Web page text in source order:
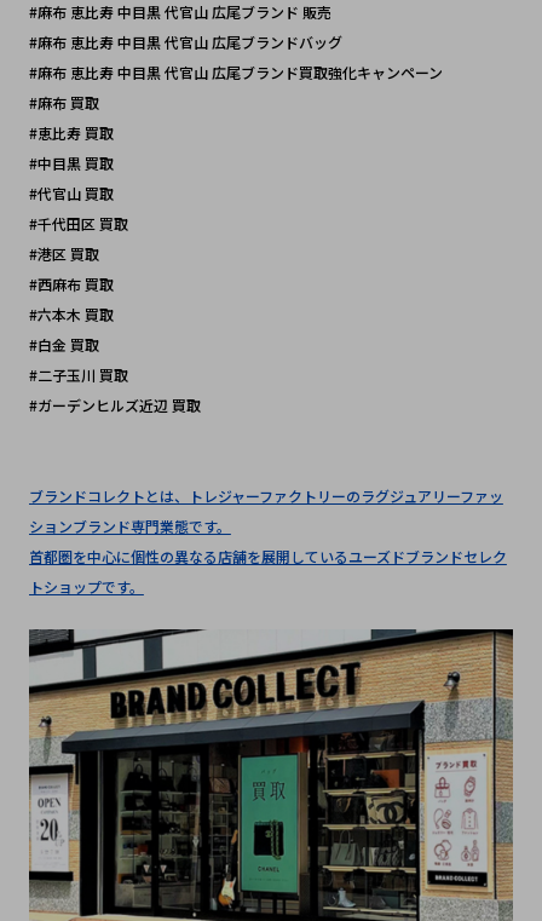
#麻布 恵比寿 中目黒 代官山 広尾ブランド 販売
#麻布 恵比寿 中目黒 代官山 広尾ブランドバッグ
#麻布 恵比寿 中目黒 代官山 広尾ブランド買取強化キャンペーン
#麻布 買取
#恵比寿 買取
#中目黒 買取
#代官山 買取
#千代田区 買取
#港区 買取
#西麻布 買取
#六本木 買取
#白金 買取
#二子玉川 買取
#ガーデンヒルズ近辺 買取
ブランドコレクトとは、トレジャーファクトリーのラグジュアリーファッ
ションブランド専門業態です。
首都圏を中心に個性の異なる店舗を展開しているユーズドブランドセレク
トショップです。